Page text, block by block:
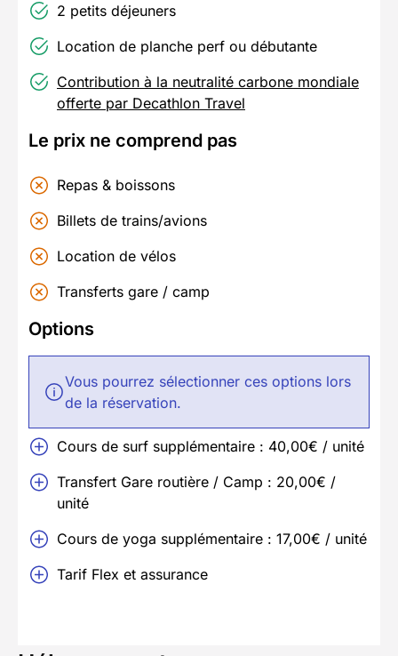
2 petits déjeuners
Location de planche perf ou débutante
Contribution à la neutralité carbone mondiale
offerte par Decathlon Travel
Le prix ne comprend pas
Repas & boissons
Billets de trains/avions
Location de vélos
Transferts gare / camp
Options
Vous pourrez sélectionner ces options lors
de la réservation.
Cours de surf supplémentaire : 40,00€ / unité
Transfert Gare routière / Camp : 20,00€ /
unité
Cours de yoga supplémentaire : 17,00€ / unité
Tarif Flex et assurance